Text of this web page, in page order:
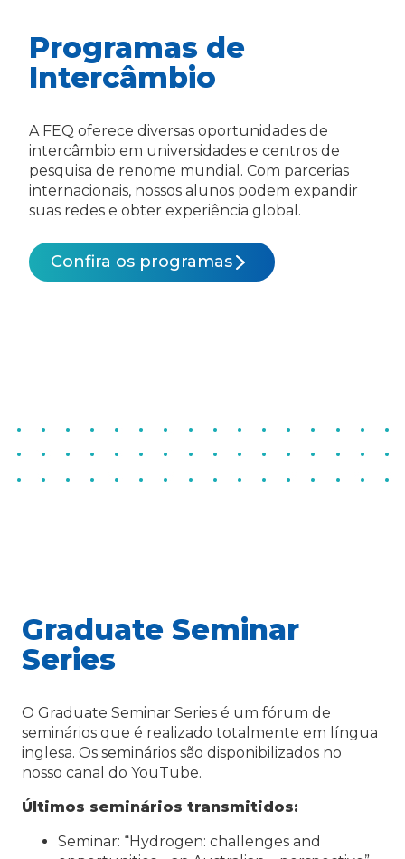
Programas de
Intercâmbio
A FEQ oferece diversas oportunidades de
intercâmbio em universidades e centros de
pesquisa de renome mundial. Com parcerias
internacionais, nossos alunos podem expandir
suas redes e obter experiência global.
Confira os programas
Graduate Seminar
Series
O Graduate Seminar Series é um fórum de
seminários que é realizado totalmente em língua
inglesa. Os seminários são disponibilizados no
nosso canal do YouTube.
Últimos seminários transmitidos:
Seminar: “Hydrogen: challenges and